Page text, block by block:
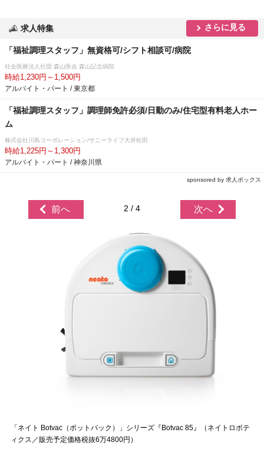
求人特集 さらに見る
「福祉調理スタッフ」無資格可/シフト相談可/病院
社会医療法人社団 森山医会 森山記念病院
時給1,230円～1,500円
アルバイト・パート / 東京都
「福祉調理スタッフ」調理師免許必須/日勤のみ/住宅型有料老人ホー
ム
株式会社川島コーポレーション/サニーライフ大井松田
時給1,225円～1,300円
アルバイト・パート / 神奈川県
sponsored by 求人ボックス
前へ 2 / 4 次へ
「ネイト Botvac（ボットバック）」シリーズ『Botvac 85』（ネイトロボテ
ィクス／販売予定価格税抜6万4800円）